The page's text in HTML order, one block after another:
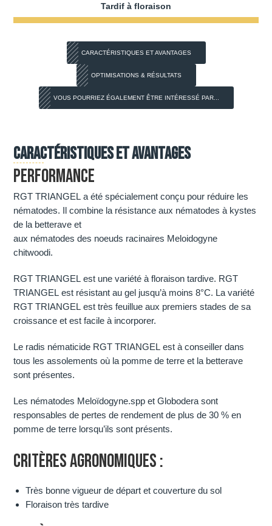
Tardif à floraison
CARACTÉRISTIQUES ET AVANTAGES
OPTIMISATIONS & RÉSULTATS
VOUS POURRIEZ ÉGALEMENT ÊTRE INTÉRESSÉ PAR...
Caractéristiques et avantages
PERFORMANCE
RGT TRIANGEL a été spécialement conçu pour réduire les
nématodes. Il combine la résistance aux nématodes à kystes
de la betterave et
aux nématodes des noeuds racinaires Meloidogyne
chitwoodi.
RGT TRIANGEL est une variété à floraison tardive. RGT
TRIANGEL est résistant au gel jusqu’à moins 8°C. La variété
RGT TRIANGEL est très feuillue aux premiers stades de sa
croissance et est facile à incorporer.
Le radis nématicide RGT TRIANGEL est à conseiller dans
tous les assolements où la pomme de terre et la betterave
sont présentes.
Les nématodes Meloïdogyne.spp et Globodera sont
responsables de pertes de rendement de plus de 30 % en
pomme de terre lorsqu’ils sont présents.
CRITÈRES AGRONOMIQUES :
Très bonne vigueur de départ et couverture du sol
Floraison très tardive